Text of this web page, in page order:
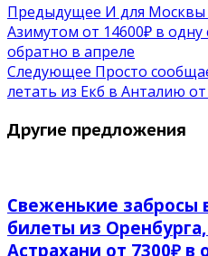
Предыдущее И для Москвы
Азимутом от 14600₽ в одну
обратно в апреле
Следующее Просто
летать из Екб в Анталию
Другие предложения
Свеженькие забросы
билеты из
Астрахани от 7300₽ в